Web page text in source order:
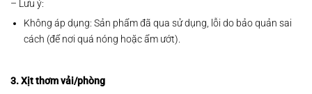
– Lưu ý:
Không áp dụng: Sản phẩm đã qua sử dụng, lỗi do bảo quản sai
cách (để nơi quá nóng hoặc ẩm ướt).
3. Xịt thơm vải/phòng